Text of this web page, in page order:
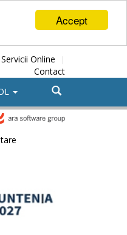
Accept
Servicii Online |
Contact